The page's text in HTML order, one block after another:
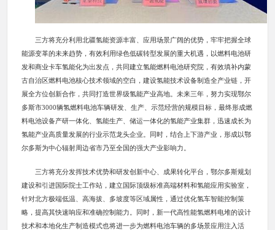
三方将充分利用北疆氢能资源丰富、应用场景广阔的优势，牢牢把握全球
能源变革的未来趋势，有效利用绿色低碳转型发展的重大机遇，以燃料电池研
发和商业卡车氢能化为出发点，共同建立氢能燃料电池研究院，有效填补内蒙
古自治区燃料电池核心技术领域的空白，建设氢能技术设备制造全产业链，开
展全方位创新合作，共同打造世界级氢能产业高地。未来三年，努力实现鄂尔
多斯市3000辆氢燃料电池车辆研发、生产、示范经营的规模目标，最终形成燃
料电池设备产研一体化、氢能生产、储运一体化的氢能产业集群，迅速成长为
氢能产业高质量发展的行业示范龙头企业。同时，结合上下游产业，形成以鄂
尔多斯为中心辐射周边省市乃至全国的强大产业影响力。
三方将充分发挥技术优势和研发创新中心、成果转化平台，鄂尔多斯规划
建设和引进国际院士工作站，建立国际顶级标准高端材料和氢能应用实验室，
针对北方极端低温、高海拔、多坡度等区域属性，通过优化氢车智能控制策
略，提高其快速响应和准确控制能力。同时，新一代高性能氢燃料电堆的设计
技术和本地化生产制造模式也将进一步为燃料电池车辆的多场景应用注入活